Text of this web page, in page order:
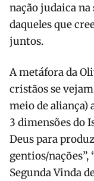
nação judaica na
daqueles que
juntos.
A metáfora da
cristãos se
meio de aliança)
3 dimensões do
Deus para
gentios/nações”,
Segunda Vinda